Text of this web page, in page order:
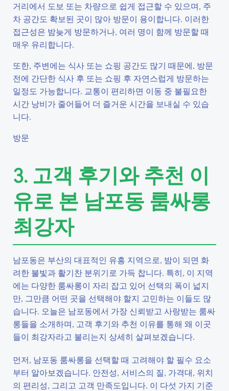
거리에서 도보 또는 차량으로 쉽게 접근할 수 있으며, 주
차 공간도 확보된 곳이 많아 방문이 용이합니다. 이러한
접근성은 밤늦게 방문하거나, 여러 명이 함께 방문할 때
매우 유리합니다.
또한, 주변에는 식사 또는 쇼핑 공간도 많기 때문에, 방문
전에 간단한 식사 후 또는 쇼핑 후 자연스럽게 방문하는
일정도 가능합니다. 교통이 편리하면 이동 중 불필요한
시간 낭비가 줄어들어 더 즐거운 시간을 보내실 수 있습
니다.
방문
3. 고객 후기와 추천 이
유로 본 남포동 룸싸롱
최강자
남포동은 부산의 대표적인 유흥 지역으로, 밤이 되면 화
려한 불빛과 활기찬 분위기로 가득 찹니다. 특히, 이 지역
에는 다양한 룸싸롱이 자리 잡고 있어 선택의 폭이 넓지
만, 그만큼 어떤 곳을 선택해야 할지 고민하는 이들도 많
습니다. 오늘은 남포동에서 가장 신뢰받고 사랑받는 룸싸
롱들을 소개하며, 고객 후기와 추천 이유를 통해 왜 이곳
들이 최강자라고 불리는지 상세히 살펴보겠습니다.
먼저, 남포동 룸싸롱을 선택할 때 고려해야 할 필수 요소
부터 알아보겠습니다. 안전성, 서비스의 질, 가격대, 위치
의 편리성, 그리고 고객 만족도입니다. 이 다섯 가지 기준